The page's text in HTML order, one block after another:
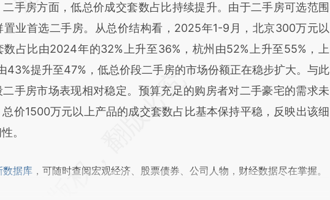
手房方面，低总价成交套数占比持续提升。由于二手房可选范围
置业首选二手房。从总价结构看，2025年1-9月，北京300万元以
数占比由2024年的32%上升至36%，杭州由52%上升至55%，上
43%提升至47%，低总价段二手房的市场份额正在稳步扩大。与此
二手房市场表现相对稳定。预算充足的购房者对二手豪宅的需求未
价1500万元以上产品的成交套数占比基本保持平稳，反映出该细
。
数据库 ，可随时查阅宏观经济、股票债券、公司人物，财经数据尽在掌握。